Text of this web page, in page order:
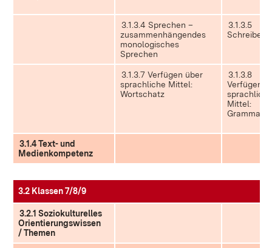
3.1.3.4 Sprechen –
zusammenhängendes
monologisches
Sprechen
3.1.3.5
Schreiben
3.1.3.7 Verfügen über
sprachliche Mittel:
Wortschatz
3.1.3.8
Verfügen
sprachliche
Mittel:
Grammatik
3.1.4 Text- und
Medienkompetenz
3.2 Klassen 7/8/9
3.2.1 Soziokulturelles
Orientierungswissen
/ Themen